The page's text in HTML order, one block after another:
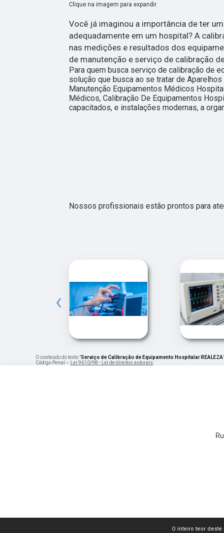
Clique na imagem para expandir
Você já imaginou a importância de ter
adequadamente em um hospital? A
nas medições e resultados dos
de manutenção e serviço de calibração
Para quem busca serviço de calibração de
solução que busca ao se tratar de
Manutenção Equipamentos Médicos
Médicos, Calibração De Equipamentos
capacitados, e instalações modernas, a
Nossos profissionais estão prontos para
‹
O conteúdo do texto "Serviço de Calibração de Equipamento Hospitalar REALEZA
Código Penal –
Lei 9610/98 - Lei de direitos autorais
O inteiro teor deste